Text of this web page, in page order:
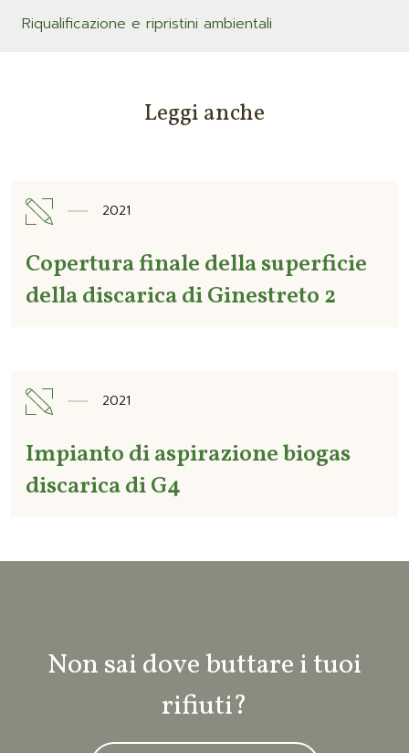
Riqualificazione e ripristini ambientali
Leggi anche
2021
Copertura finale della superficie
della discarica di Ginestreto 2
2021
Impianto di aspirazione biogas
discarica di G4
Non sai dove buttare i tuoi
rifiuti?